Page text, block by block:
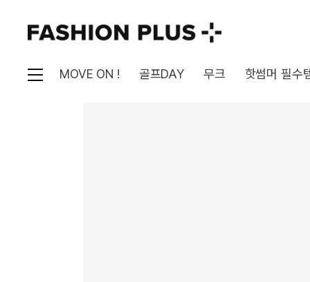
MOVE ON ! 골프DAY 무크 핫썸머 필수